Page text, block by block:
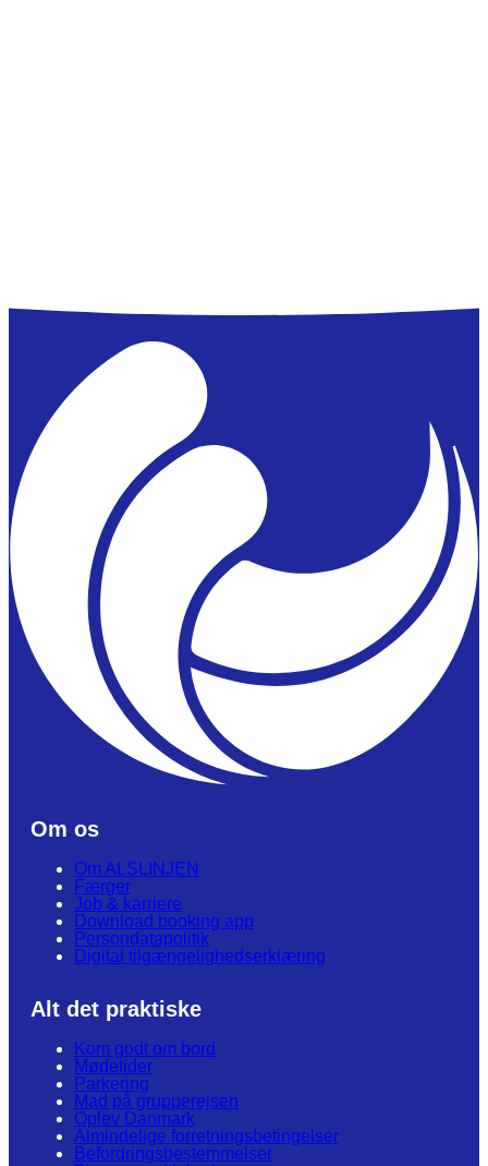
Om os
Om ALSLINJEN
Færger
Job & karriere
Download booking app
Persondatapolitik
Digital tilgængelighedserklæring
Alt det praktiske
Kom godt om bord
Mødetider
Parkering
Mad på grupperejsen
Oplev Danmark
Almindelige forretningsbetingelser
Befordringsbestemmelser